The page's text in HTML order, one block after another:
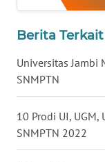
Berita Terkait
Universitas Jambi
SNMPTN
10 Prodi UI,
SNMPTN 2022
LAMPUNG
WN